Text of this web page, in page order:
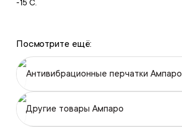
-15 С.
Посмотрите ещё:
Антивибрационные перчатки Ампаро
Другие товары Ампаро